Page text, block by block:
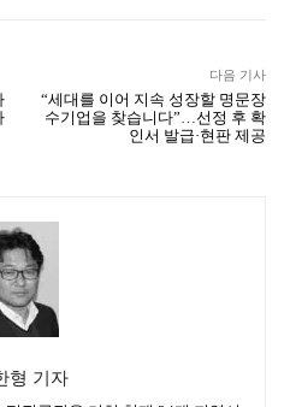
다음 기사
“세대를 이어 지속 성장할 명문장
수기업을 찾습니다”…선정 후 확
인서 발급·현판 제공
형 기자